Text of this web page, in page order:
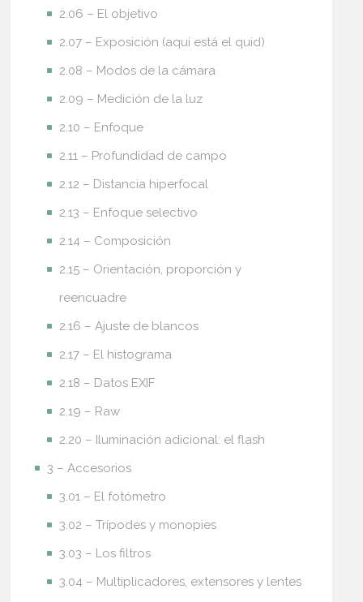
2.06 – El objetivo
2.07 – Exposición (aquí está el quid)
2.08 – Modos de la cámara
2.09 – Medición de la luz
2.10 – Enfoque
2.11 – Profundidad de campo
2.12 – Distancia hiperfocal
2.13 – Enfoque selectivo
2.14 – Composición
2.15 – Orientación, proporción y
reencuadre
2.16 – Ajuste de blancos
2.17 – El histograma
2.18 – Datos EXIF
2.19 – Raw
2.20 – Iluminación adicional: el flash
3 – Accesorios
3.01 – El fotómetro
3.02 – Trípodes y monopies
3.03 – Los filtros
3.04 – Multiplicadores, extensores y lentes